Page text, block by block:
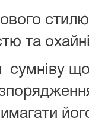
стилю
та